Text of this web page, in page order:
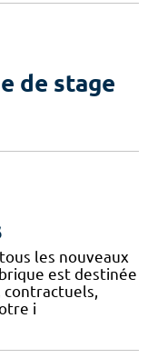
de stage
les nouveaux
est destinée
contractuels,
i